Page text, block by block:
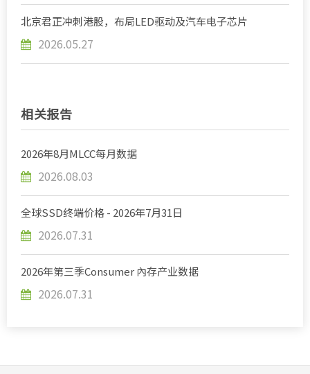
北京君正冲刺港股，布局LED驱动及汽车电子芯片
2026.05.27
相关报告
2026年8月MLCC每月数据
2026.08.03
全球SSD终端价格 - 2026年7月31日
2026.07.31
2026年第三季Consumer 內存产业数据
2026.07.31